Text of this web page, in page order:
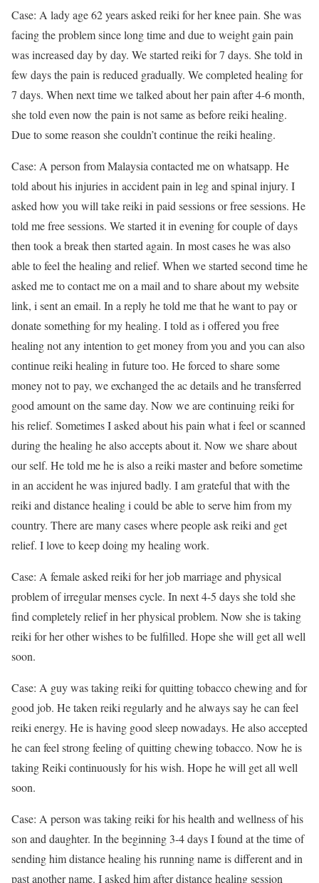
Case: A lady age 62 years asked reiki for her knee pain. She was
facing the problem since long time and due to weight gain pain
was increased day by day. We started reiki for 7 days. She told in
few days the pain is reduced gradually. We completed healing for
7 days. When next time we talked about her pain after 4-6 month,
she told even now the pain is not same as before reiki healing.
Due to some reason she couldn’t continue the reiki healing.
Case: A person from Malaysia contacted me on whatsapp. He
told about his injuries in accident pain in leg and spinal injury. I
asked how you will take reiki in paid sessions or free sessions. He
told me free sessions. We started it in evening for couple of days
then took a break then started again. In most cases he was also
able to feel the healing and relief. When we started second time he
asked me to contact me on a mail and to share about my website
link, i sent an email. In a reply he told me that he want to pay or
donate something for my healing. I told as i offered you free
healing not any intention to get money from you and you can also
continue reiki healing in future too. He forced to share some
money not to pay, we exchanged the ac details and he transferred
good amount on the same day. Now we are continuing reiki for
his relief. Sometimes I asked about his pain what i feel or scanned
during the healing he also accepts about it. Now we share about
our self. He told me he is also a reiki master and before sometime
in an accident he was injured badly. I am grateful that with the
reiki and distance healing i could be able to serve him from my
country. There are many cases where people ask reiki and get
relief. I love to keep doing my healing work.
Case: A female asked reiki for her job marriage and physical
problem of irregular menses cycle. In next 4-5 days she told she
find completely relief in her physical problem. Now she is taking
reiki for her other wishes to be fulfilled. Hope she will get all well
soon.
Case: A guy was taking reiki for quitting tobacco chewing and for
good job. He taken reiki regularly and he always say he can feel
reiki energy. He is having good sleep nowadays. He also accepted
he can feel strong feeling of quitting chewing tobacco. Now he is
taking Reiki continuously for his wish. Hope he will get all well
soon.
Case: A person was taking reiki for his health and wellness of his
son and daughter. In the beginning 3-4 days I found at the time of
sending him distance healing his running name is different and in
past another name. I asked him after distance healing session